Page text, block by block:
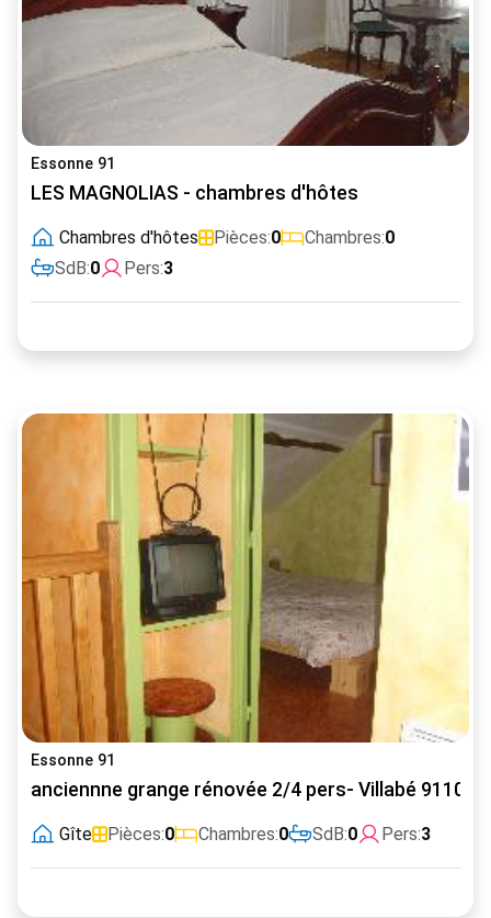
Essonne 91
LES MAGNOLIAS - chambres d'hôtes
Chambres d'hôtes Pièces:0 Chambres:0
SdB:0 Pers:3
Essonne 91
anciennne grange rénovée 2/4 pers- Villabé 91100
Gîte Pièces:0 Chambres:0 SdB:0 Pers:3